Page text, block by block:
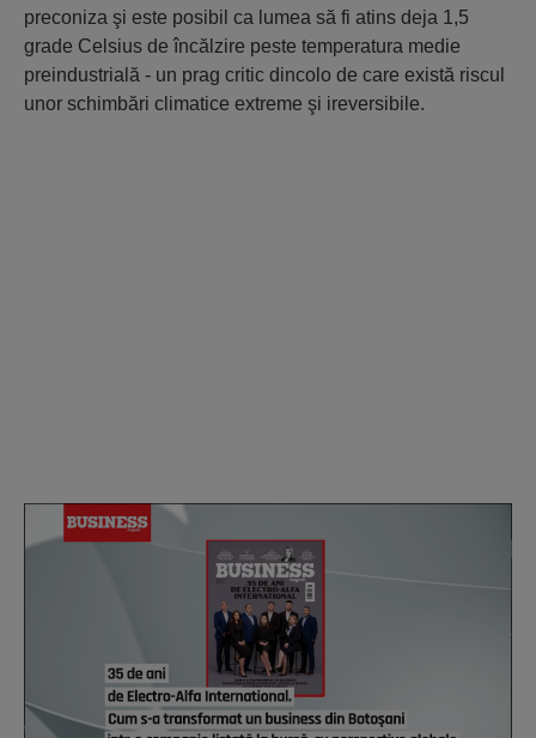
preconiza şi este posibil ca lumea să fi atins deja 1,5
grade Celsius de încălzire peste temperatura medie
preindustrială - un prag critic dincolo de care există riscul
unor schimbări climatice extreme şi ireversibile.